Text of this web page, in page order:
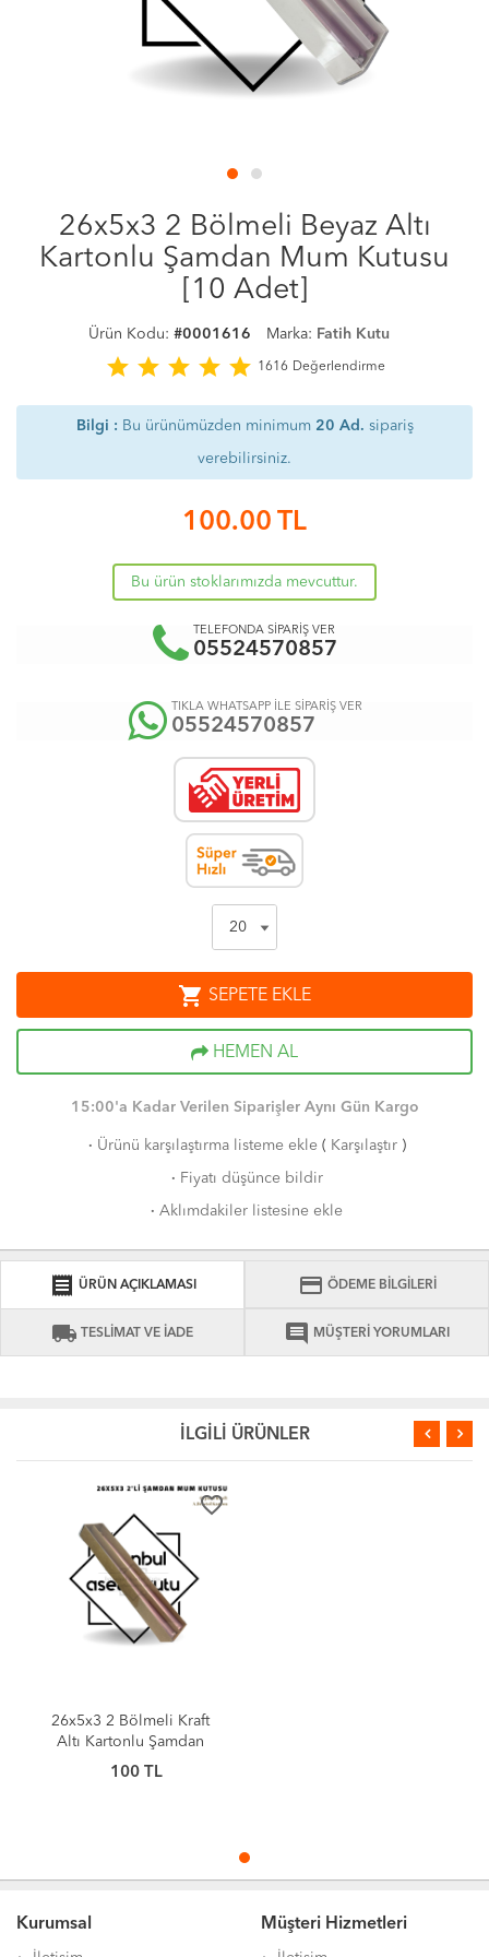
26x5x3 2 Bölmeli Beyaz Altı
Kartonlu Şamdan Mum Kutusu
[10 Adet]
Ürün Kodu: #0001616 Marka: Fatih Kutu
star star star star star 1616 Değerlendirme
Bilgi : Bu ürünümüzden minimum 20 Ad. sipariş
verebilirsiniz.
100.00 TL
Bu ürün stoklarımızda mevcuttur.
TELEFONDA SİPARİŞ VER
05524570857
TIKLA WHATSAPP İLE SİPARİŞ VER
05524570857
shopping_cart SEPETE EKLE
HEMEN AL
15:00'a Kadar Verilen Siparişler Aynı Gün Kargo
· Ürünü karşılaştırma listeme ekle( Karşılaştır)
· Fiyatı düşünce bildir
· Aklımdakiler listesine ekle
receipt ÜRÜN AÇIKLAMASI credit_card ÖDEME BİLGİLERİ
local_shipping TESLİMAT VE İADE comment MÜŞTERİ YORUMLARI
İLGİLİ ÜRÜNLER
favorite_border
26x5x3 2 Bölmeli Kraft
Altı Kartonlu Şamdan
Mum Kutusu [10 Adet]
100TL
Kurumsal Müşteri Hizmetleri